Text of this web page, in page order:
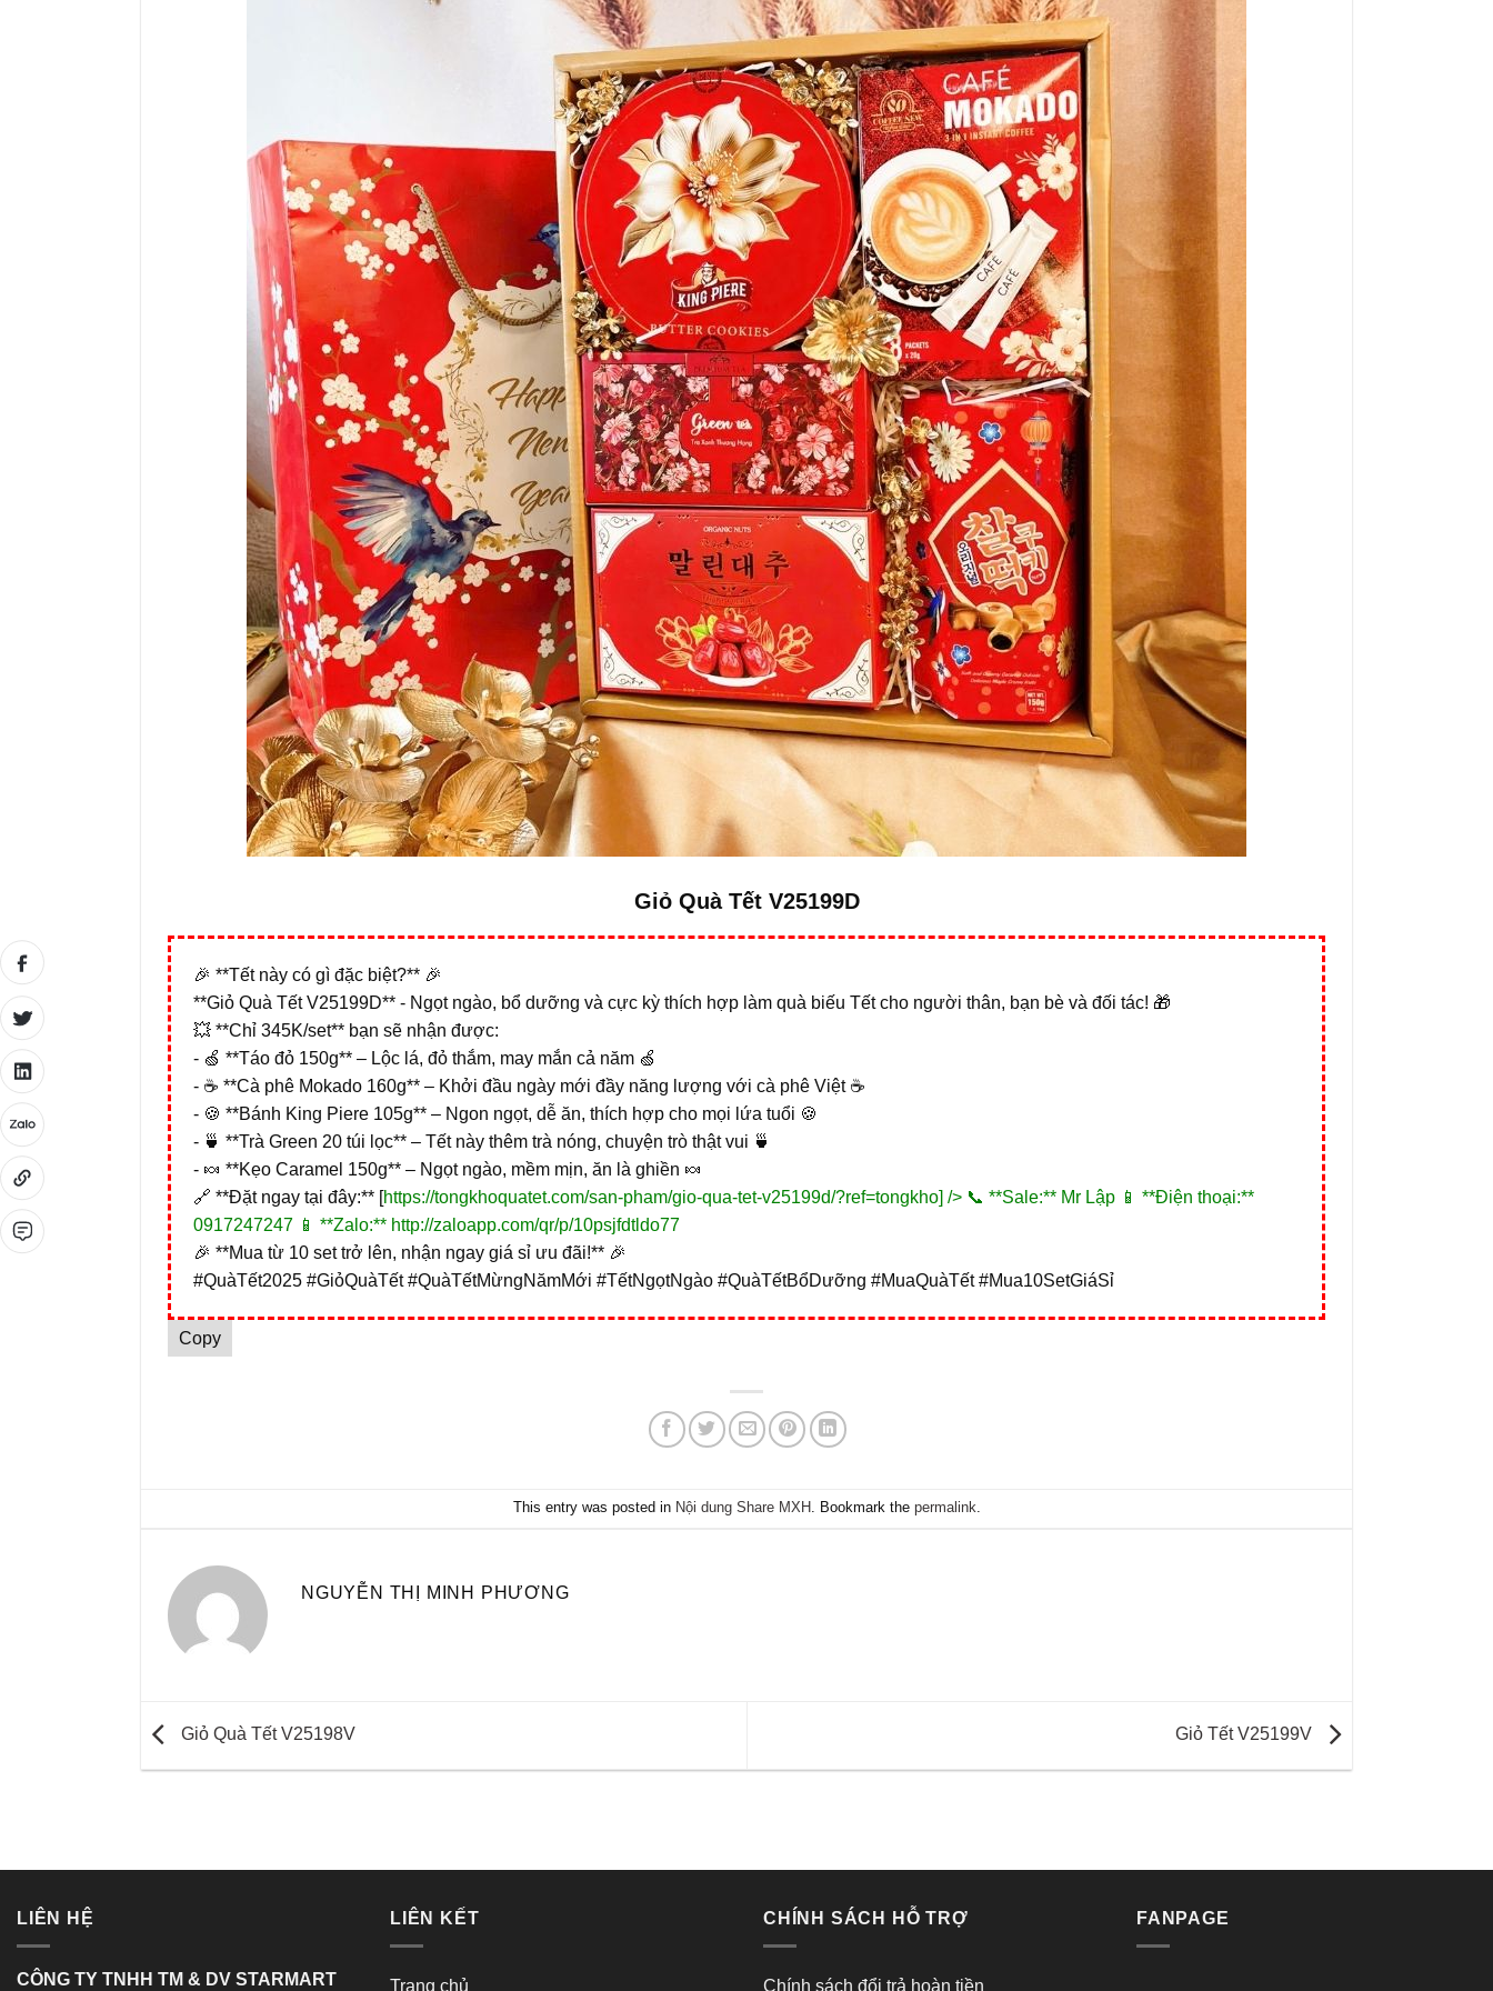
Giỏ Quà Tết V25199D
🎉 **Tết này có gì đặc biệt?** 🎉
**Giỏ Quà Tết V25199D** - Ngọt ngào, bổ dưỡng và cực kỳ thích hợp làm quà biếu Tết cho người thân, bạn bè và đối tác! 🎁
💥 **Chỉ 345K/set** bạn sẽ nhận được:
- 🍏 **Táo đỏ 150g** – Lộc lá, đỏ thắm, may mắn cả năm 🍏
- ☕ **Cà phê Mokado 160g** – Khởi đầu ngày mới đầy năng lượng với cà phê Việt ☕
- 🍪 **Bánh King Piere 105g** – Ngon ngọt, dễ ăn, thích hợp cho mọi lứa tuổi 🍪
- 🍵 **Trà Green 20 túi lọc** – Tết này thêm trà nóng, chuyện trò thật vui 🍵
- 🍬 **Kẹo Caramel 150g** – Ngọt ngào, mềm mịn, ăn là ghiền 🍬
🔗 **Đặt ngay tại đây:** [https://tongkhoquatet.com/san-pham/gio-qua-tet-v25199d/?ref=tongkho] /> 📞 **Sale:** Mr Lập 📱 **Điện thoại:**
0917247247 📱 **Zalo:** http://zaloapp.com/qr/p/10psjfdtldo77
🎉 **Mua từ 10 set trở lên, nhận ngay giá sỉ ưu đãi!** 🎉
#QuàTết2025 #GiỏQuàTết #QuàTếtMừngNămMới #TếtNgọtNgào #QuàTếtBổDưỡng #MuaQuàTết #Mua10SetGiáSỉ
Copy
This entry was posted in Nội dung Share MXH . Bookmark the permalink.
NGUYỄN THỊ MINH PHƯƠNG
Giỏ Quà Tết V25198V Giỏ Tết V25199V
LIÊN HỆ
CÔNG TY TNHH TM & DV STARMART
LIÊN KẾT
Trang chủ
CHÍNH SÁCH HỖ TRỢ
Chính sách đổi trả hoàn tiền
FANPAGE